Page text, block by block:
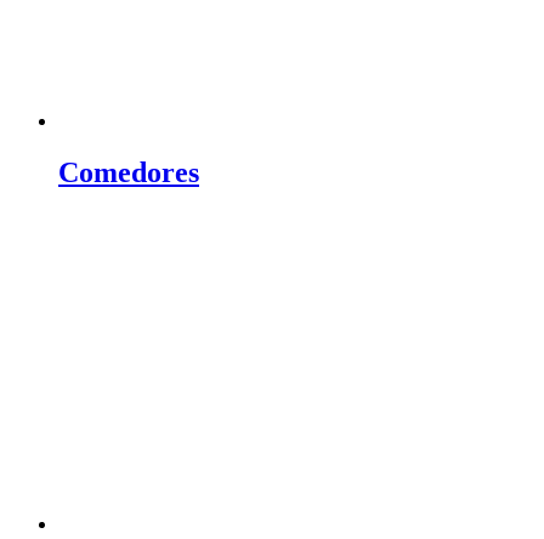
Comedores